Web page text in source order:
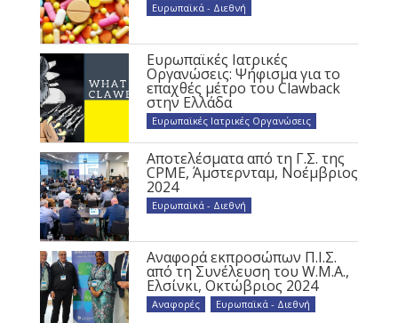
Ευρωπαϊκά - Διεθνή
Ευρωπαϊκές Ιατρικές
Οργανώσεις: Ψήφισμα για το
επαχθές μέτρο του Clawback
στην Ελλάδα
Ευρωπαϊκές Ιατρικές Οργανώσεις
Αποτελέσματα από τη Γ.Σ. της
CPME, Άμστερνταμ, Νοέμβριος
2024
Ευρωπαϊκά - Διεθνή
Αναφορά εκπροσώπων Π.Ι.Σ.
από τη Συνέλευση του W.M.A.,
Ελσίνκι, Οκτώβριος 2024
Αναφορές Ευρωπαϊκά - Διεθνή